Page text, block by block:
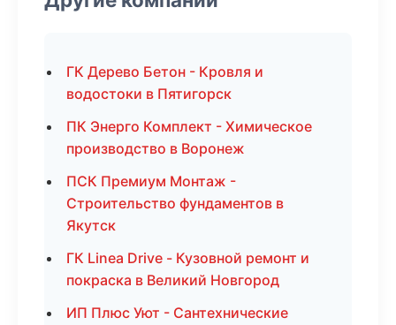
ГК Дерево Бетон - Кровля и
водостоки в Пятигорск
ПК Энерго Комплект - Химическое
производство в Воронеж
ПСК Премиум Монтаж -
Строительство фундаментов в
Якутск
ГК Linea Drive - Кузовной ремонт и
покраска в Великий Новгород
ИП Плюс Уют - Сантехнические